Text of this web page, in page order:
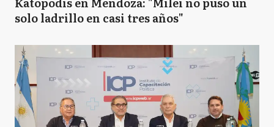
solo ladrillo en casi tres años"